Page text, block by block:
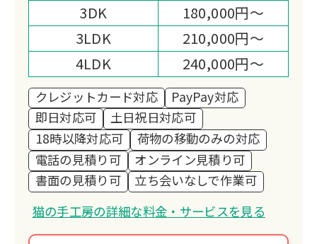
3DK
180,000円～
3LDK
210,000円～
4LDK
240,000円～
クレジットカード対応
PayPay対応
即日対応可
土日祝日対応可
18時以降対応可
荷物の移動のみの対応
電話の見積り可
オンライン見積り可
書面の見積り可
立ち会いなしで作業可
猫の手工房の詳細な料金・サービスを見る